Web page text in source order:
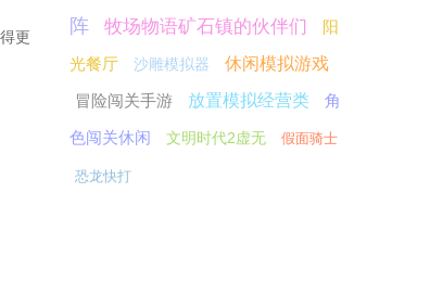
更
阵
牧场物语矿石镇的伙伴们
阳
光餐厅
沙雕模拟器
休闲模拟游戏
冒险闯关手游
放置模拟经营类
角
色闯关休闲
文明时代2虚无 假面骑士
恐龙快打